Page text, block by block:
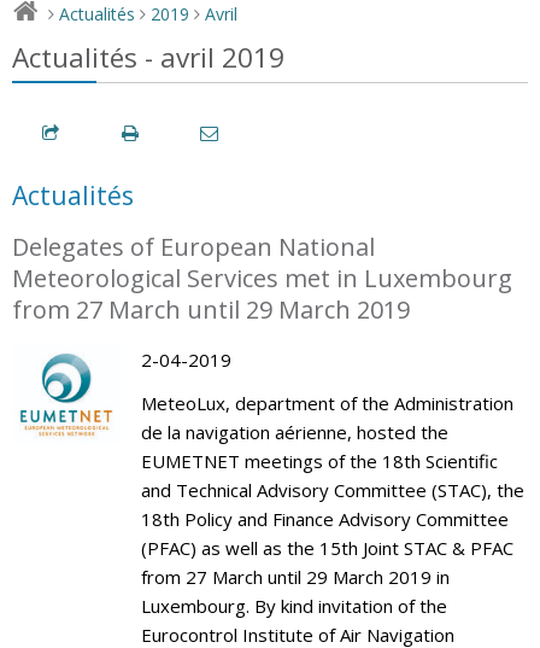
> Actualités > 2019 > Avril
Actualités - avril 2019
Actualités
Delegates of European National
Meteorological Services met in Luxembourg
from 27 March until 29 March 2019
2-04-2019
MeteoLux, department of the Administration
de la navigation aérienne, hosted the
EUMETNET meetings of the 18th Scientific
and Technical Advisory Committee (STAC), the
18th Policy and Finance Advisory Committee
(PFAC) as well as the 15th Joint STAC & PFAC
from 27 March until 29 March 2019 in
Luxembourg. By kind invitation of the
Eurocontrol Institute of Air Navigation